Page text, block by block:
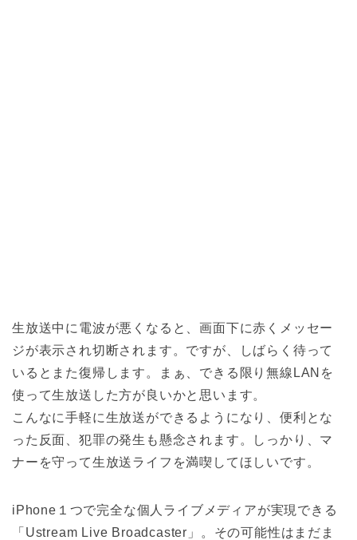
生放送中に電波が悪くなると、画面下に赤くメッセー
ジが表示され切断されます。ですが、しばらく待って
いるとまた復帰します。まぁ、できる限り無線LANを
使って生放送した方が良いかと思います。
こんなに手軽に生放送ができるようになり、便利とな
った反面、犯罪の発生も懸念されます。しっかり、マ
ナーを守って生放送ライフを満喫してほしいです。
iPhone１つで完全な個人ライブメディアが実現できる
「Ustream Live Broadcaster」。その可能性はまだま